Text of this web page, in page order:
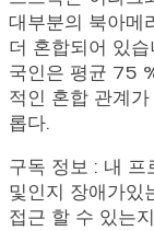
대부분의 북아메
더 혼합되어 있
국인은 평균 75
적인 혼합 관계
롭다.
구독 정보 : 내 프
및인지 장애가있
접근 할 수 있는